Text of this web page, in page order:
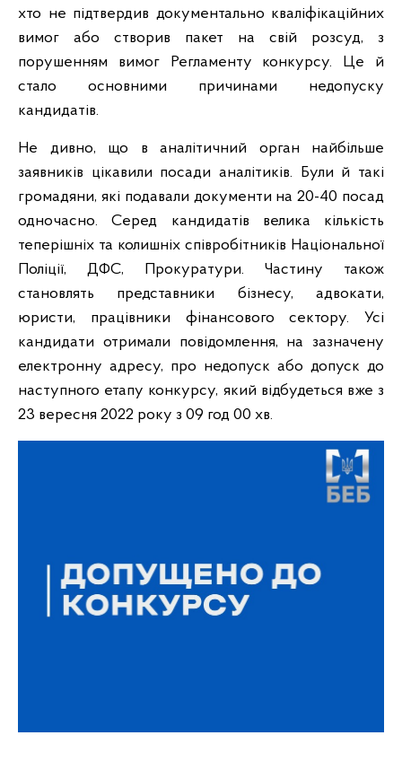
хто не підтвердив документально кваліфікаційних
вимог або створив пакет на свій розсуд, з
порушенням вимог Регламенту конкурсу. Це й
стало основними причинами недопуску
кандидатів.
Не дивно, що в аналітичний орган найбільше
заявників цікавили посади аналітиків. Були й такі
громадяни, які подавали документи на 20-40 посад
одночасно. Серед кандидатів велика кількість
теперішніх та колишніх співробітників Національної
Поліції, ДФС, Прокуратури. Частину також
становлять представники бізнесу, адвокати,
юристи, працівники фінансового сектору. Усі
кандидати отримали повідомлення, на зазначену
електронну адресу, про недопуск або допуск до
наступного етапу конкурсу, який відбудеться вже з
23 вересня 2022 року з 09 год 00 хв.